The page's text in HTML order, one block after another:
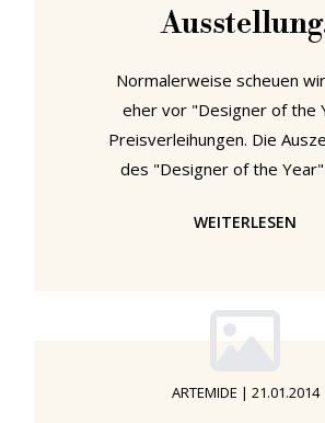
Normalerweise scheuen
eher vor "Designer of the
Preisverleihungen. Die
des "Designer of the
Designmagazin A&W
Designfestival in Köln. Das
damit zusammen, dass
kompakten und dennoch
WEITERLESEN
ARTEMIDE | 21.01.2014